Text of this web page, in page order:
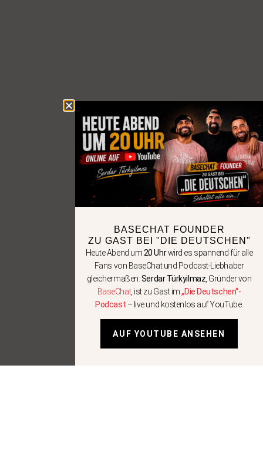
BASECHAT FOUNDER
ZU GAST BEI "DIE DEUTSCHEN"
Heute Abend um 20 Uhrwird es spannend für alle
Fans von BaseChat und Podcast-Liebhaber
gleichermaßen:Serdar Türkyilmaz , Gründer von
BaseChat, ist zu Gast im„Die Deutschen“-
Podcast – live und kostenlos auf YouTube.
AUF YOUTUBE ANSEHEN